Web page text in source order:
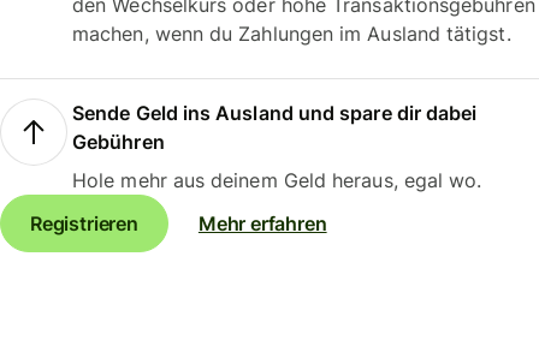
den Wechselkurs oder hohe Transaktionsgebühren
machen, wenn du Zahlungen im Ausland tätigst.
Sende Geld ins Ausland und spare dir dabei
Gebühren
Hole mehr aus deinem Geld heraus, egal wo.
Registrieren
Mehr erfahren